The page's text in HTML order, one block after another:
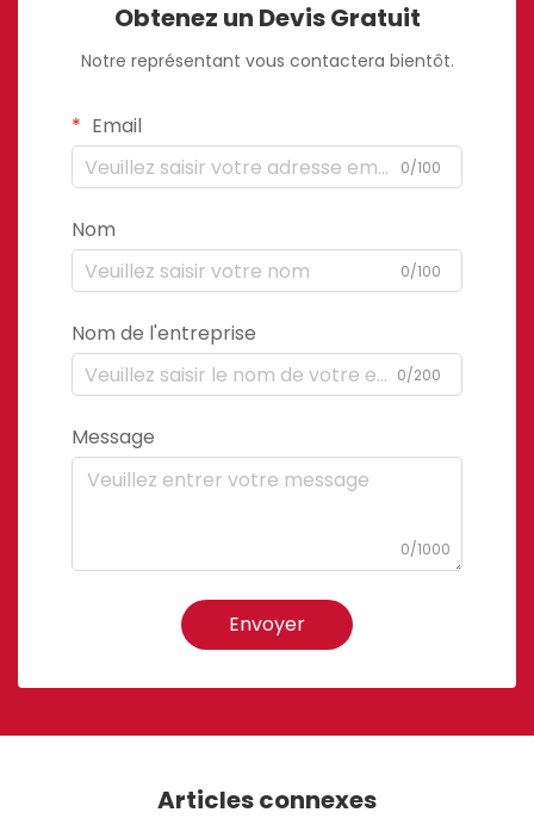
Obtenez un Devis Gratuit
Notre représentant vous contactera bientôt.
Email
0/100
Nom
0/100
Nom de l'entreprise
0/200
Message
0/1000
Envoyer
Articles connexes